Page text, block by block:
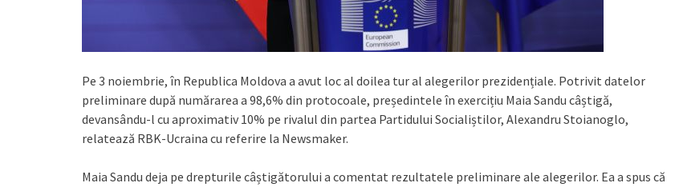
Pe 3 noiembrie, în Republica Moldova a avut loc al doilea tur al alegerilor prezidențiale. Potrivit datelor
preliminare după numărarea a 98,6% din protocoale, președintele în exercițiu Maia Sandu câștigă,
devansându-l cu aproximativ 10% pe rivalul din partea Partidului Socialiștilor, Alexandru Stoianoglo,
relatează RBK-Ucraina cu referire la Newsmaker.
Maia Sandu deja pe drepturile câștigătorului a comentat rezultatele preliminare ale alegerilor. Ea a spus că